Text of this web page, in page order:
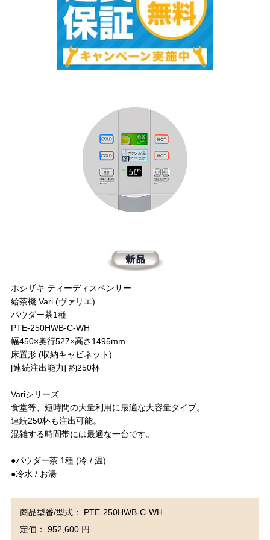
ホシザキ ティーディスペンサー
給茶機 Vari (ヴァリエ)
パウダー茶1種
PTE-250HWB-C-WH
幅450×奥行527×高さ1495mm
床置形 (収納キャビネット)
[連続注出能力] 約250杯
Variシリーズ
食堂等、短時間の大量利用に最適な大容量タイプ。
連続250杯も注出可能。
混雑する時間帯には最適な一台です。
●パウダー茶 1種 (冷 / 温)
●冷水 / お湯
商品型番/型式： PTE-250HWB-C-WH
定価： 952,600 円